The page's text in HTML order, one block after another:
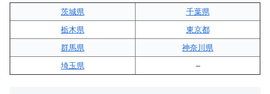
茨城県
千葉県
栃木県
東京都
群馬県
神奈川県
埼玉県
–